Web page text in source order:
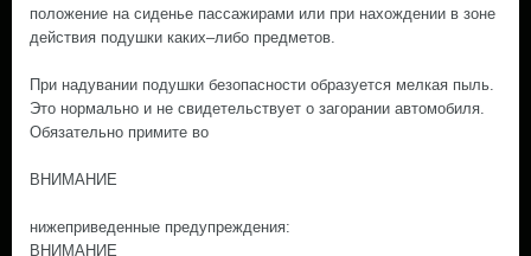
положение на сиденье пассажирами или при нахождении в зоне
действия подушки каких–либо предметов.
При надувании подушки безопасности образуется мелкая пыль.
Это нормально и не свидетельствует о загорании автомобиля.
Обязательно примите во
ВНИМАНИЕ
нижеприведенные предупреждения:
ВНИМАНИЕ